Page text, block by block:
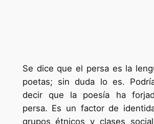
Se dice que el persa es la
poetas; sin duda lo es.
decir que la poesía ha
persa. Es un factor de
grupos étnicos y clases